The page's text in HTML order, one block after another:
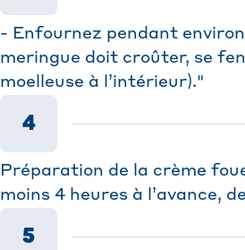
- Enfournez pendant environ
meringue doit croûter, se
moelleuse à l’intérieur)."
4
Préparation de la crème
moins 4 heures à l’avance,
5